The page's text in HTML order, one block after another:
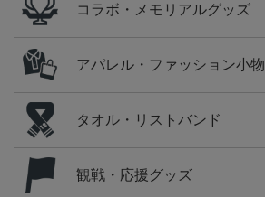
コラボ・メモリアルグッズ
アパレル・ファッション小物
タオル・リストバンド
観戦・応援グッズ